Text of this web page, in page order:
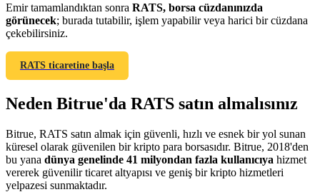
Arkadaşını davet et, nakit ödüller kazan
BTC Welcome Rewards
Emir tamamlandıktan sonra RATS, borsa cüzdanınızda
görünecek; burada tutabilir, işlem yapabilir veya harici bir cüzdana
çekebilirsiniz.
RATS ticaretine başla
Neden Bitrue'da RATS satın almalısınız
Bitrue, RATS satın almak için güvenli, hızlı ve esnek bir yol sunan
küresel olarak güvenilen bir kripto para borsasıdır. Bitrue, 2018'den
bu yana dünya genelinde 41 milyondan fazla kullanıcıya hizmet
vererek güvenilir ticaret altyapısı ve geniş bir kripto hizmetleri
yelpazesi sunmaktadır.